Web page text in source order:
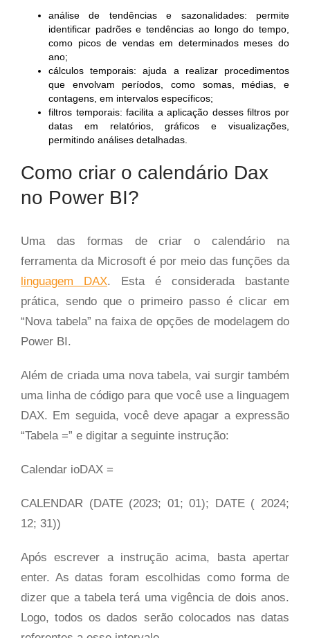
análise de tendências e sazonalidades: permite
identificar padrões e tendências ao longo do tempo,
como picos de vendas em determinados meses do
ano;
cálculos temporais: ajuda a realizar procedimentos
que envolvam períodos, como somas, médias, e
contagens, em intervalos específicos;
filtros temporais: facilita a aplicação desses filtros por
datas em relatórios, gráficos e visualizações,
permitindo análises detalhadas.
Como criar o calendário Dax
no Power BI?
Uma das formas de criar o calendário na
ferramenta da Microsoft é por meio das funções da
linguagem DAX. Esta é considerada bastante
prática, sendo que o primeiro passo é clicar em
“Nova tabela” na faixa de opções de modelagem do
Power BI.
Além de criada uma nova tabela, vai surgir também
uma linha de código para que você use a linguagem
DAX. Em seguida, você deve apagar a expressão
“Tabela =” e digitar a seguinte instrução:
Calendar ioDAX =
CALENDAR (DATE (2023; 01; 01); DATE ( 2024;
12; 31))
Após escrever a instrução acima, basta apertar
enter. As datas foram escolhidas como forma de
dizer que a tabela terá uma vigência de dois anos.
Logo, todos os dados serão colocados nas datas